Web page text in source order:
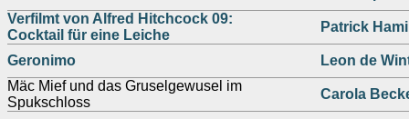
Verfilmt von Alfred Hitchcock 09:
Cocktail für eine Leiche
Patrick
Geronimo
Leon de
Mäc Mief und das Gruselgewusel im
Spukschloss
Carola